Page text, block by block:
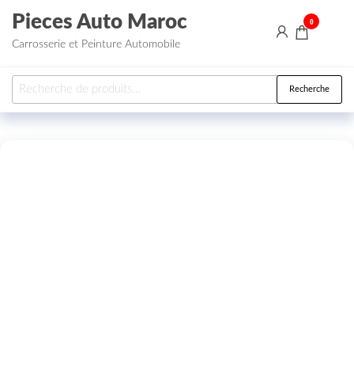
Aller au contenu
Pieces Auto Maroc
Carrosserie et Peinture Automobile
0
Recherche pour : Recherche